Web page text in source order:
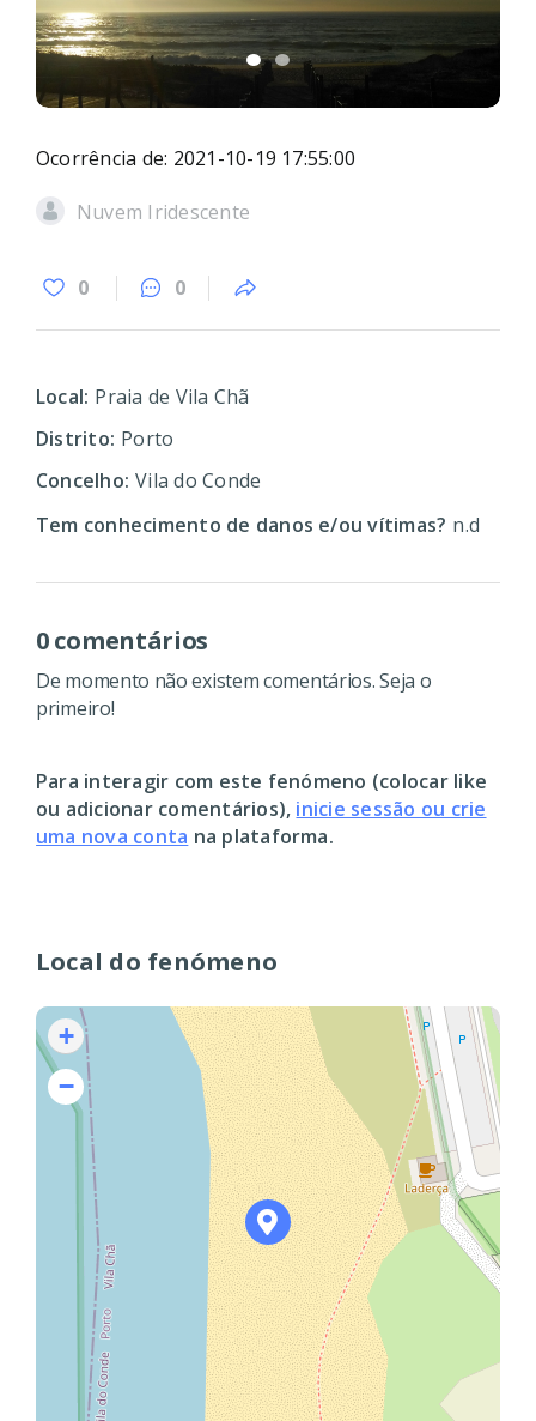
Local do fenómeno
+
−
Ocorrência de: 2021-10-19 17:55:00
Nuvem Iridescente
0 0
Local: Praia de Vila Chã
Distrito: Porto
Concelho: Vila do Conde
Tem conhecimento de danos e/ou vítimas? n.d
0 comentários
De momento não existem comentários. Seja o
primeiro!
Para interagir com este fenómeno (colocar like
ou adicionar comentários), inicie sessão ou crie
uma nova conta na plataforma.